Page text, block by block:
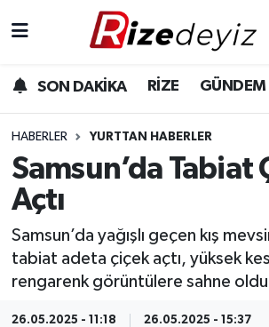
SON DAKİKA RİZE GÜNDEM
HABERLER YURTTAN HABERLER
Samsun’da Tabiat
Açtı
Samsun’da yağışlı geçen kış
tabiat adeta çiçek açtı, yüksek
rengarenk görüntülere sahne
26.05.2025 - 11:18 26.05.2025 - 15:37
Gündem
Yurttan Haberler
Ekonomi
Teknoloji
Sağlık
Rize Hava Durumu
Rize Trafik Yoğunluk Haritası
Süper Lig Puan Durumu ve
Tüm Manşetler
Son Dakika Haberleri